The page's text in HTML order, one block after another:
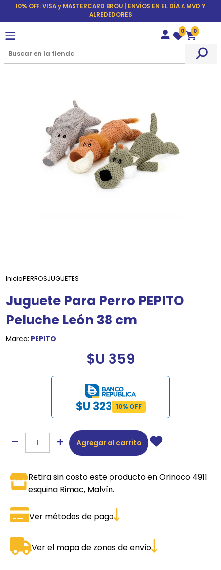
10% OFF: VISA y MASTERCARD BROU | ENVÍOS EN EL DÍA A MVD Y
ALREDEDORES
Wishlist
0
Carrito
0
InicioPERROSJUGUETES
Juguete Para Perro PEPITO
Peluche León 38 cm
Marca: PEPITO
$U 359
$U 323 10% OFF
Agregar al carrito
Retira sin costo este producto en Orinoco 4911
esquina Rimac, Malvín.
Ver métodos de pago
Ver el mapa de zonas de envío